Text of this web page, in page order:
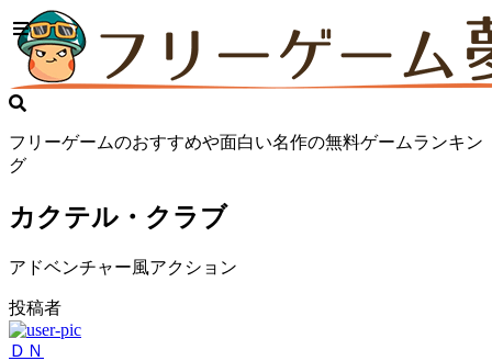
フリーゲームのおすすめや面白い名作の無料ゲームランキン
グ
カクテル・クラブ
アドベンチャー風アクション
投稿者
ＤＮ